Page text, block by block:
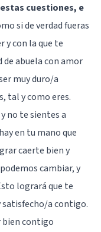
cuestiones, e
si de verdad fueras
y con la que te
abuela con amor
muy duro/a
tal y como eres.
no te sientes a
en tu mano que
caerte bien y
cambiar, y
logrará que te
a contigo.
bien contigo